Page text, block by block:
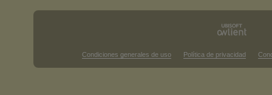
Condiciones generales de uso Política de privacidad